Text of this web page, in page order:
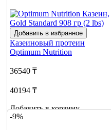
Добавить в избранное
Казеиновый протеин
Optimum Nutrition
36540 ₸
40194 ₸
Добавить в корзину
3
-9%